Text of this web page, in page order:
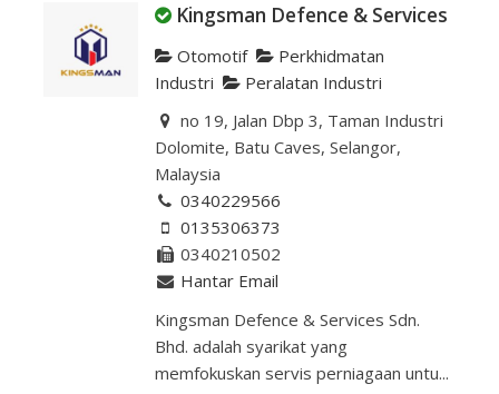
Kingsman Defence & Services
Otomotif
Perkhidmatan
Industri
Peralatan Industri
no 19, Jalan Dbp 3, Taman Industri
Dolomite, Batu Caves, Selangor,
Malaysia
0340229566
0135306373
0340210502
Hantar Email
Kingsman Defence & Services Sdn.
Bhd. adalah syarikat yang
memfokuskan servis perniagaan untu...